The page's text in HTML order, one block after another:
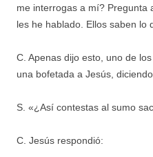
me interrogas a mí? Pregunta
les he hablado. Ellos saben lo
C. Apenas dijo esto, uno de
una bofetada a Jesús,
S. «¿Así contestas al sumo
C. Jesús respondió: